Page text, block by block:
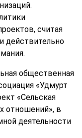
считая
действительно
общественная
«Удмурт
«Сельская
отношений», в
деятельности